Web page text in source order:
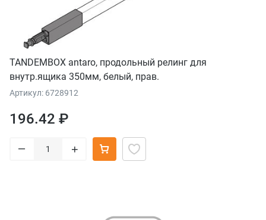
TANDEMBOX antaro, продольный релинг для
внутр.ящика 350мм, белый, прав.
Артикул: 6728912
196.42 ₽
– +